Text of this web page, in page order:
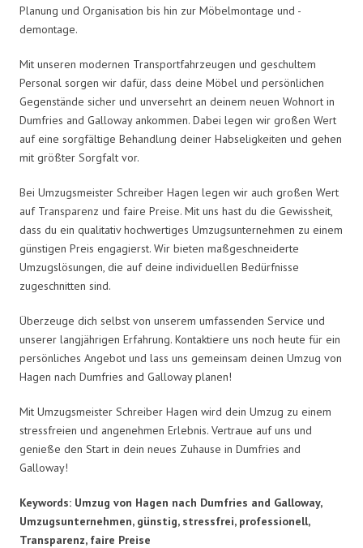
Planung und Organisation bis hin zur Möbelmontage und -
demontage.
Mit unseren modernen Transportfahrzeugen und geschultem
Personal sorgen wir dafür, dass deine Möbel und persönlichen
Gegenstände sicher und unversehrt an deinem neuen Wohnort in
Dumfries and Galloway ankommen. Dabei legen wir großen Wert
auf eine sorgfältige Behandlung deiner Habseligkeiten und gehen
mit größter Sorgfalt vor.
Bei Umzugsmeister Schreiber Hagen legen wir auch großen Wert
auf Transparenz und faire Preise. Mit uns hast du die Gewissheit,
dass du ein qualitativ hochwertiges Umzugsunternehmen zu einem
günstigen Preis engagierst. Wir bieten maßgeschneiderte
Umzugslösungen, die auf deine individuellen Bedürfnisse
zugeschnitten sind.
Überzeuge dich selbst von unserem umfassenden Service und
unserer langjährigen Erfahrung. Kontaktiere uns noch heute für ein
persönliches Angebot und lass uns gemeinsam deinen Umzug von
Hagen nach Dumfries and Galloway planen!
Mit Umzugsmeister Schreiber Hagen wird dein Umzug zu einem
stressfreien und angenehmen Erlebnis. Vertraue auf uns und
genieße den Start in dein neues Zuhause in Dumfries and
Galloway!
Keywords: Umzug von Hagen nach Dumfries and Galloway,
Umzugsunternehmen, günstig, stressfrei, professionell,
Transparenz, faire Preise